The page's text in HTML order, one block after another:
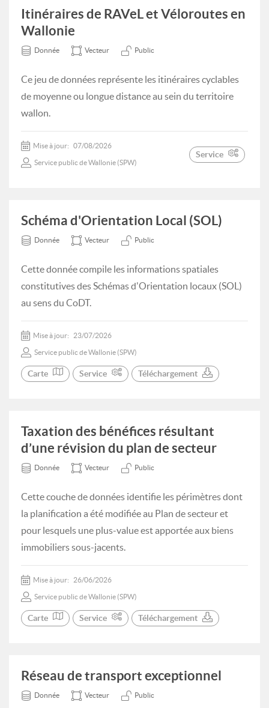
Itinéraires de RAVeL et Véloroutes en
Wallonie
Donnée Vecteur Public
Ce jeu de données représente les itinéraires cyclables
de moyenne ou longue distance au sein du territoire
wallon.
Mise à jour: 07/08/2026
Service public de Wallonie (SPW)
Service
Schéma d'Orientation Local (SOL)
Donnée Vecteur Public
Cette donnée compile les informations spatiales
constitutives des Schémas d'Orientation locaux (SOL)
au sens du CoDT.
Mise à jour: 23/07/2026
Service public de Wallonie (SPW)
Carte Service Téléchargement
Taxation des bénéfices résultant
d’une révision du plan de secteur
Donnée Vecteur Public
Cette couche de données identifie les périmètres dont
la planification a été modifiée au Plan de secteur et
pour lesquels une plus-value est apportée aux biens
immobiliers sous-jacents.
Mise à jour: 26/06/2026
Service public de Wallonie (SPW)
Carte Service Téléchargement
Réseau de transport exceptionnel
Donnée Vecteur Public